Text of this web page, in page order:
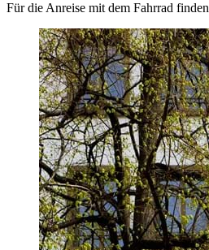
Für die Anreise mit dem Fahrrad